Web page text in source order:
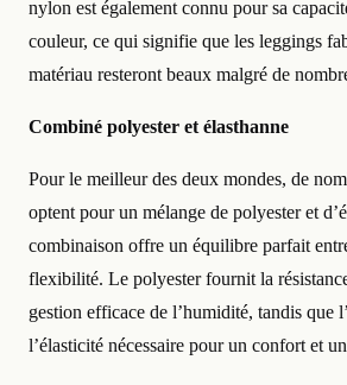
nylon est également connu pour sa
couleur, ce qui signifie que les leggings
matériau resteront beaux malgré de
Combiné polyester et élasthanne
Pour le meilleur des deux mondes, de
optent pour un mélange de polyester et
combinaison offre un équilibre parfait
flexibilité. Le polyester fournit la
gestion efficace de l’humidité, tandis que
l’élasticité nécessaire pour un confort et